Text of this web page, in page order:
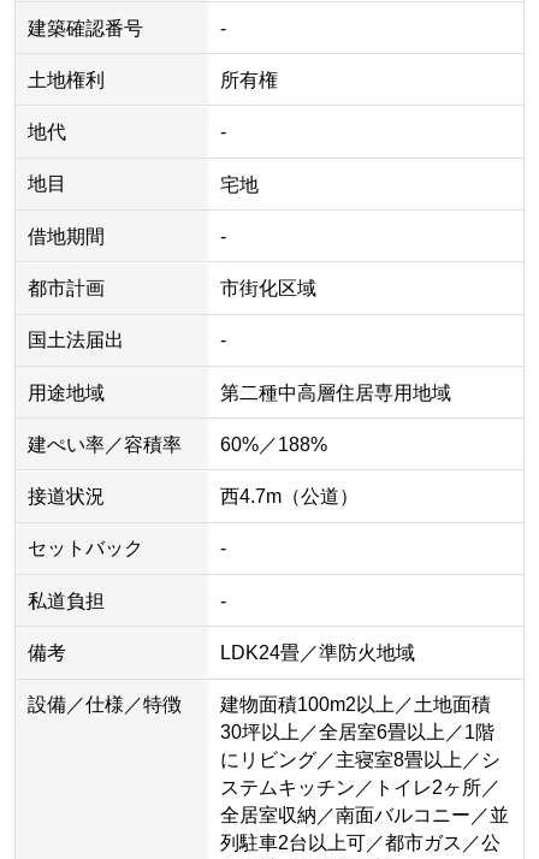
建築確認番号 -
土地権利 所有権
地代 -
地目 宅地
借地期間 -
都市計画 市街化区域
国土法届出 -
用途地域 第二種中高層住居専用地域
建ぺい率／容積率 60%／188%
接道状況 西4.7m（公道）
セットバック -
私道負担 -
備考 LDK24畳／準防火地域
設備／仕様／特徴
建物面積100m2以上／土地面積
30坪以上／全居室6畳以上／1階
にリビング／主寝室8畳以上／シ
ステムキッチン／トイレ2ヶ所／
全居室収納／南面バルコニー／並
列駐車2台以上可／都市ガス／公